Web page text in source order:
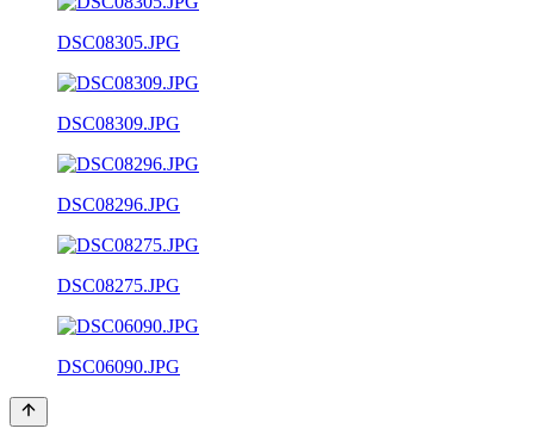
DSC08305.JPG
DSC08309.JPG
DSC08296.JPG
DSC08275.JPG
DSC06090.JPG